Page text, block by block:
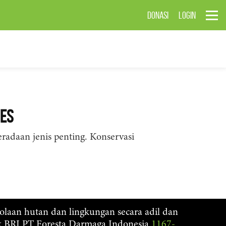
DONASI LOGIN
jenis penting. Konservasi
hutan dan lingkungan secara adil dan